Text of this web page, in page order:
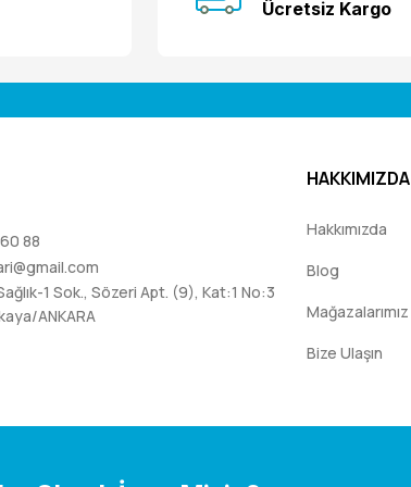
Ücretsiz Kargo
88
1 Sok., Sözeri Apt. (9), Kat:1 No:3
ANKARA
HAKKIMIZDA
Hakkımızda
Blog
Mağazalarımız
Bize Ulaşın